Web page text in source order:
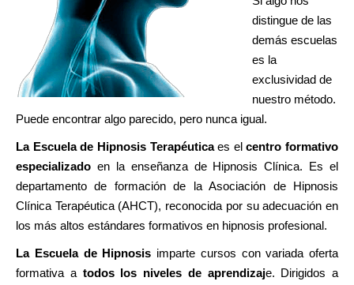
distingue de las
demás escuelas
es la
exclusividad de
nuestro método.
Puede encontrar algo parecido, pero nunca igual.
La Escuela de Hipnosis Terapéuticaes elcentro formativo
especializado en la enseñanza de Hipnosis Clínica. Es el
departamento de formación de la Asociación de Hipnosis
Clínica Terapéutica (AHCT), reconocida por su adecuación en
los más altos estándares formativos en hipnosis profesional.
La Escuela de Hipnosis imparte cursos con variada oferta
formativa atodos los niveles de aprendizaje. Dirigidos a